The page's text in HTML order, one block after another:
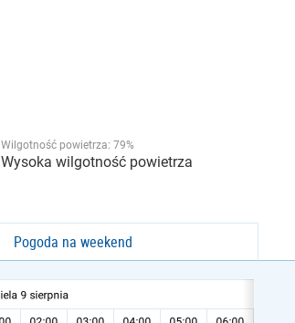
Wilgotność powietrza: 79%
Wysoka wilgotność powietrza
Pogoda na weekend